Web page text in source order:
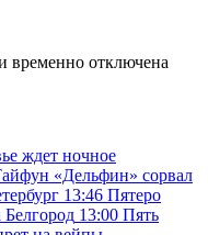
временно отключена
ждет ночное
«Дельфин» сорвал
13:46 Пятеро
13:00 Пять